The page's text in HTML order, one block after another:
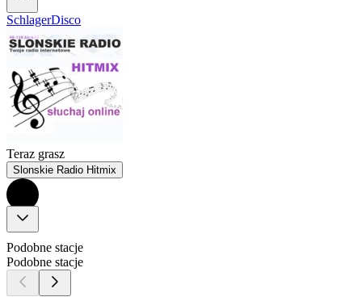
SchlagerDisco
Teraz grasz
Slonskie Radio Hitmix
Podobne stacje
Podobne stacje